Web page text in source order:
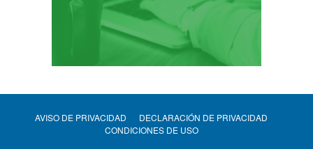
AVISO DE PRIVACIDAD
DECLARACIÓN DE PRIVACIDAD
CONDICIONES DE USO